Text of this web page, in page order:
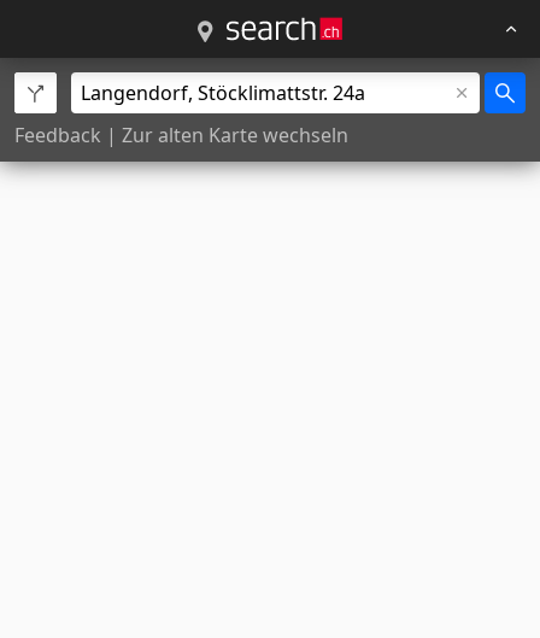
Feedback | Zur alten Karte wechseln